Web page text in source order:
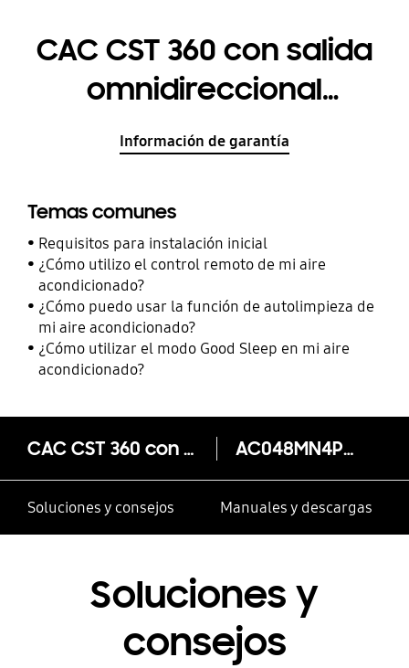
CAC CST 360 con salida
omnidireccional
AC048MN4PKH/VN
Información de garantía
Temas comunes
Requisitos para instalación inicial
¿Cómo utilizo el control remoto de mi aire
acondicionado?
¿Cómo puedo usar la función de autolimpieza de
mi aire acondicionado?
¿Cómo utilizar el modo Good Sleep en mi aire
acondicionado?
CAC CST 360 con salida omnidireccional AC048MN4PKH/VN AC048MN4PKH/VN
Soluciones y consejos Manuales y descargas
Soluciones y
consejos